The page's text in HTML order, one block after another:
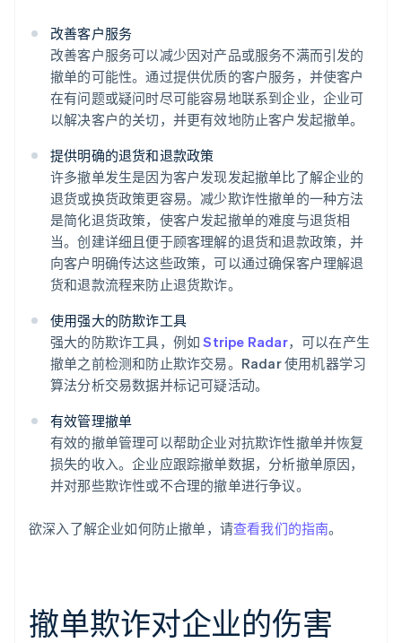
改善客户服务
改善客户服务可以减少因对产品或服务不满而引发的
撤单的可能性。通过提供优质的客户服务，并使客户
在有问题或疑问时尽可能容易地联系到企业，企业可
以解决客户的关切，并更有效地防止客户发起撤单。
提供明确的退货和退款政策
许多撤单发生是因为客户发现发起撤单比了解企业的
退货或换货政策更容易。减少欺诈性撤单的一种方法
是简化退货政策，使客户发起撤单的难度与退货相
当。创建详细且便于顾客理解的退货和退款政策，并
向客户明确传达这些政策，可以通过确保客户理解退
货和退款流程来防止退货欺诈。
使用强大的防欺诈工具
强大的防欺诈工具，例如Stripe Radar，可以在产生
撤单之前检测和防止欺诈交易。Radar 使用机器学习
算法分析交易数据并标记可疑活动。
有效管理撤单
有效的撤单管理可以帮助企业对抗欺诈性撤单并恢复
损失的收入。企业应跟踪撤单数据，分析撤单原因，
并对那些欺诈性或不合理的撤单进行争议。
欲深入了解企业如何防止撤单，请查看我们的指南。
撤单欺诈对企业的伤害